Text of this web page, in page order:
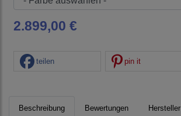
2.899,00 €
teilen pin it
Beschreibung Bewertungen Hersteller